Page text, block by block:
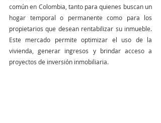
común en Colombia, tanto para quienes buscan un
hogar temporal o permanente como para los
propietarios que desean rentabilizar su inmueble.
Este mercado permite optimizar el uso de la
vivienda, generar ingresos y brindar acceso a
proyectos de inversión inmobiliaria.